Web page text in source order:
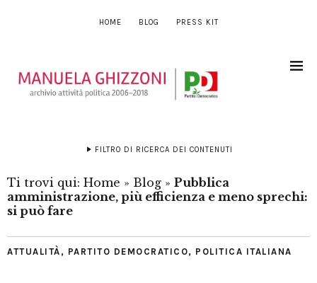
HOME BLOG PRESS KIT
FILTRO DI RICERCA DEI CONTENUTI
Ti trovi qui: Home » Blog » Pubblica
amministrazione, più efficienza e meno sprechi:
si può fare
ATTUALITÀ , PARTITO DEMOCRATICO, POLITICA ITALIANA